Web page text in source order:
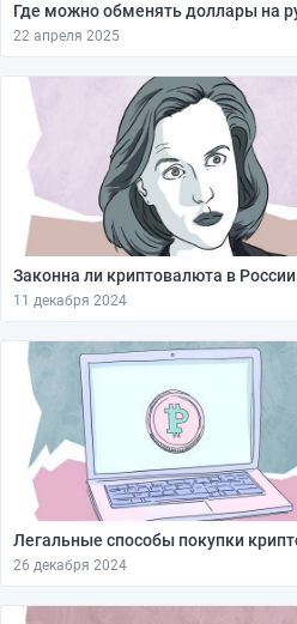
Где можно обменять доллары на
22 апреля 2025
Законна ли криптовалюта в России
11 декабря 2024
Легальные способы покупки
26 декабря 2024